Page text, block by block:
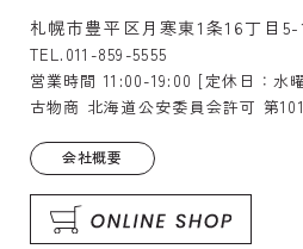
札幌市豊平区月寒東1条16丁目5-
TEL.011-859-5555
営業時間 11:00-19:00 [定休日：水
古物商 北海道公安委員会許可 第
会社概要